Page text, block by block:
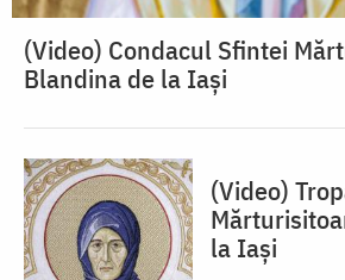
(Video) Condacul Sfintei
Blandina de la Iași
(Video)
la Iași